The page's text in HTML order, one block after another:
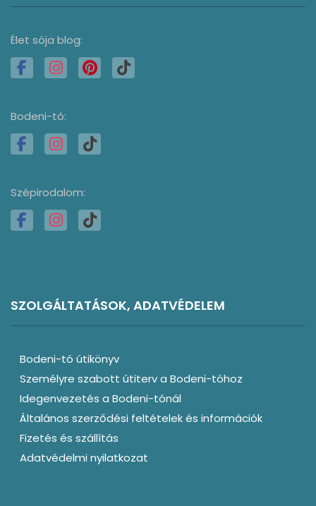
Élet sója blog:
Bodeni-tó:
Szépirodalom:
SZOLGÁLTATÁSOK, ADATVÉDELEM
Bodeni-tó útikönyv
Személyre szabott útiterv a Bodeni-tóhoz
Idegenvezetés a Bodeni-tónál
Általános szerződési feltételek és információk
Fizetés és szállítás
Adatvédelmi nyilatkozat